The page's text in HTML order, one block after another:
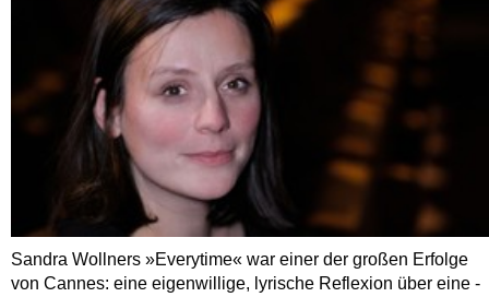
Sandra Wollners »Everytime« war einer der großen Erfolge
von Cannes: eine eigenwillige, lyrische Reflexion über eine ­